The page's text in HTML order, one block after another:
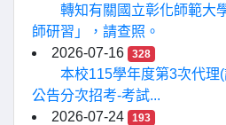
轉知有關國立彰化師範大
師研習」，請查照。
2026-07-16
328
本校115學年度第3次代理
公告分次招考-考試...
2026-07-24
193